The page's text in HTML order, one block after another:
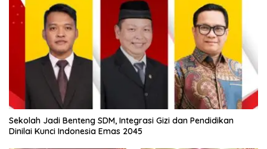
Sekolah Jadi Benteng SDM, Integrasi Gizi dan Pendidikan
Dinilai Kunci Indonesia Emas 2045